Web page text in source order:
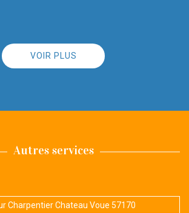
VOIR PLUS
Autres services
Charpentier Chateau Voue 57170